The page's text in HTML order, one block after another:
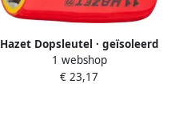
Hazet Dopsleutel · geïsoleerd
880KV-11 · 3 8 inch (10 mm)
vierkant hol · Buiten-zeskant-
1 webshop
€ 23,17